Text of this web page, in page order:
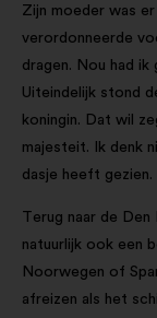
Zijn moeder was
verordonneerde
dragen. Nou had
Uiteindelijk stond
koningin. Dat wil
majesteit. Ik denk
dasje heeft gezien.
Terug naar de
natuurlijk ook een
Noorwegen of
afreizen als het